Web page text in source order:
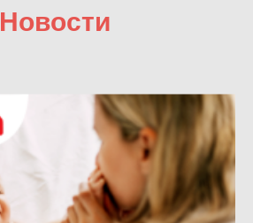
Новости